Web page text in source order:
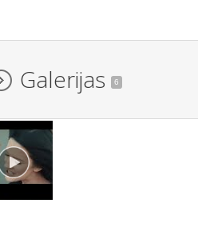
Galerijas 6